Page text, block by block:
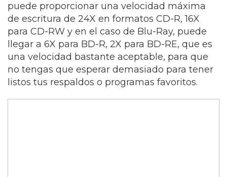
puede proporcionar una velocidad máxima
de escritura de 24X en formatos CD-R, 16X
para CD-RW y en el caso de Blu-Ray, puede
llegar a 6X para BD-R, 2X para BD-RE, que es
una velocidad bastante aceptable, para que
no tengas que esperar demasiado para tener
listos tus respaldos o programas favoritos.